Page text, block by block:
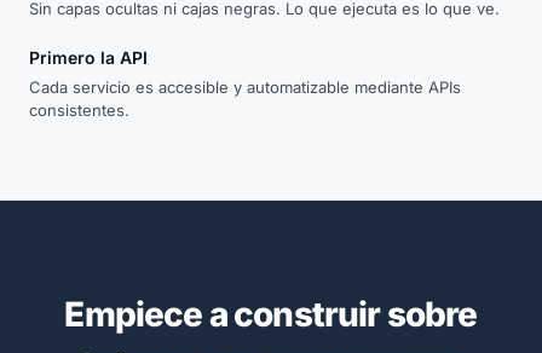
Sin capas ocultas ni cajas negras. Lo que ejecuta es lo que ve.
Primero la API
Cada servicio es accesible y automatizable mediante APIs
consistentes.
Empiece a construir sobre